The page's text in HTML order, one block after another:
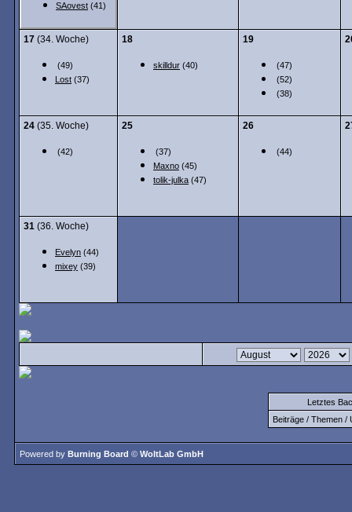
SAovest (41)
17 (34. Woche)
(49)
Lost (37)
18
skilldur (40)
19
(47)
(52)
(38)
24 (35. Woche)
(42)
25
(37)
Maxno (45)
tolik-julka (47)
26
(44)
31 (36. Woche)
Evelyn (44)
mixey (39)
Letztes
Beiträge / Themen /
Powered by Burning Board © WoltLab GmbH